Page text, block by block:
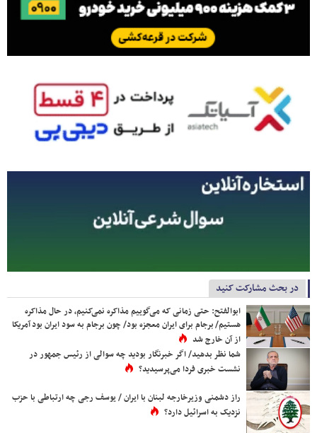
در بحث مشارکت کنید
ابوالفتح: حتی زمانی که می‌گوییم مذاکره نمی‌کنیم، در حال مذاکره
هستیم/ برجام برای ایران معجزه بود/ چون برجام به سود ایران بود آمریکا
از آن خارج شد
شما نظر بدهید/ اگر خبرنگار بودید چه سوالی از رئیس جمهور در
نشست خبری فردا می‌پرسیدید؟
راز دشمنی وزیرخارجه لبنان با ایران / یوسف رجی چه ارتباطی با حزب
نزدیک به اسرائیل دارد؟